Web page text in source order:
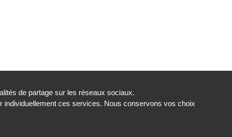
de partage sur les réseaux sociaux.
individuellement ces services. Nous conservons vos choix
conforme Gestion des cookies